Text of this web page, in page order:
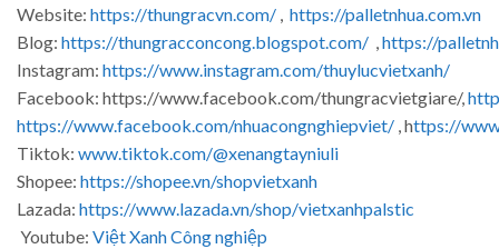
Website: https://thungracvn.com/ , https://palletnhua.com.vn
Blog: https://thungracconcong.blogspot.com/ ,https://
Instagram: https://www.instagram.com/thuylucvietxanh/
Facebook: https://www.facebook.com/thungracvietgiare/,
https://www.facebook.com/nhuacongnghiepviet/ , https://
Tiktok: www.tiktok.com/@xenangtayniuli
Shopee: https://shopee.vn/shopvietxanh
Lazada: https://www.lazada.vn/shop/vietxanhpalstic
Youtube: Việt Xanh Công nghiệp